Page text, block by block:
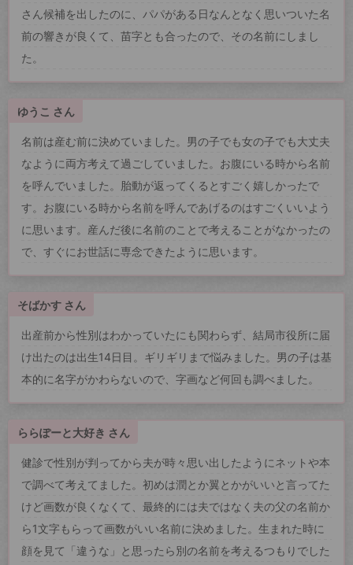
さん候補を出したのに、パパがある日なんとなく思いついた名
前の響きが良くて、苗字とも合ったので、その名前にしまし
た。
ゆうこ さん
名前は産む前に決めていました。男の子でも女の子でも大丈夫
なように両方考えて過ごしていました。お腹にいる時から名前
を呼んでいました。胎動が返ってくるとすごく嬉しかったで
す。お腹にいる時から名前を呼んであげるのはすごくいいよう
に思います。産んだ後に名前のことで考えることがなかったの
で、すぐにお世話に専念できたように思います。
そばかす さん
出産前から性別はわかっていたにも関わらず、結局市役所に届
け出たのは出生14日目。ギリギリまで悩みました。男の子は基
本的に名字がかわらないので、字画など何回も調べました。
ららぽーと大好き さん
健診で性別が判ってから夫が時々思い出したようにネットや本
で調べて考えてました。初めは潤とか翼とかがいいと言ってた
けど画数が良くなくて、最終的には夫ではなく夫の父の名前か
ら1文字もらって画数がいい名前に決めました。生まれた時に
顔を見て「違うな」と思ったら別の名前を考えるつもりでした